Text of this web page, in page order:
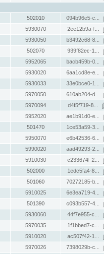
502010 094b96e5-c...
5930070 2ee12b9a-f...
5930050 b3492c68-8...
502070 939f82ec-1...
5952065 bacb459b-0...
5930020 6aa1cd8e-e...
5930033 33e0bce0-1...
5970050 610ab204-d...
5970094 d4f5f719-8...
5952020 ae1b91d0-e...
501470 1ce53a59-3...
5950070 e6b42536-6...
5990020 aad49293-2...
5910030 c233674f-2...
502000 1edc5fa4-8...
501060 70272185-b...
5910025 6e3ea719-4...
501390 c093b557-4...
5930060 44f7e955-c...
5970035 1f1bbed7-c...
5910020 ac507f42-1...
5970026 7398029b-c...